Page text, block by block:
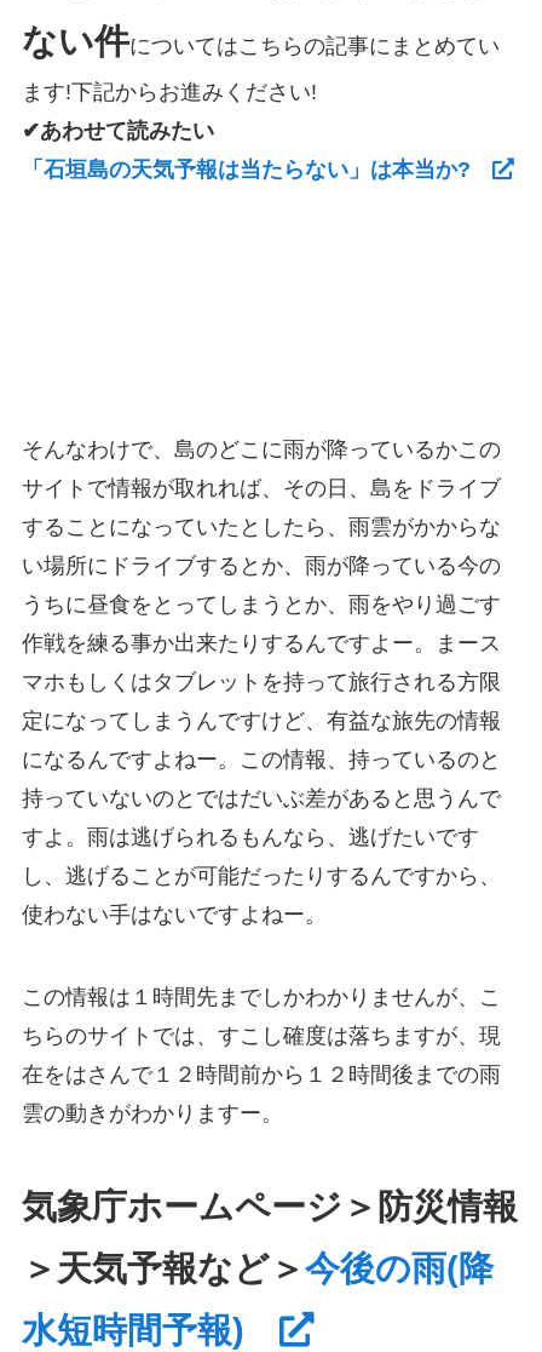
ない件についてはこちらの記事にまとめてい
ます!下記からお進みください!
✔あわせて読みたい
「石垣島の天気予報は当たらない」は本当か?
そんなわけで、島のどこに雨が降っているかこの
サイトで情報が取れれば、その日、島をドライブ
することになっていたとしたら、雨雲がかからな
い場所にドライブするとか、雨が降っている今の
うちに昼食をとってしまうとか、雨をやり過ごす
作戦を練る事か出来たりするんですよー。まース
マホもしくはタブレットを持って旅行される方限
定になってしまうんですけど、有益な旅先の情報
になるんですよねー。この情報、持っているのと
持っていないのとではだいぶ差があると思うんで
すよ。雨は逃げられるもんなら、逃げたいです
し、逃げることが可能だったりするんですから、
使わない手はないですよねー。
この情報は１時間先までしかわかりませんが、こ
ちらのサイトでは、すこし確度は落ちますが、現
在をはさんで１２時間前から１２時間後までの雨
雲の動きがわかりますー。
気象庁ホームページ＞防災情報
＞天気予報など＞今後の雨(降
水短時間予報)